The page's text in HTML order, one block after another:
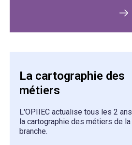
La cartographie des
métiers
L'OPIIEC actualise tous les 2 ans
la cartographie des métiers de la
branche.